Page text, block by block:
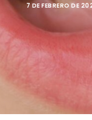
7 DE FEBRERO DE